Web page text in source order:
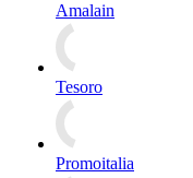
Amalain
Tesoro
Promoitalia